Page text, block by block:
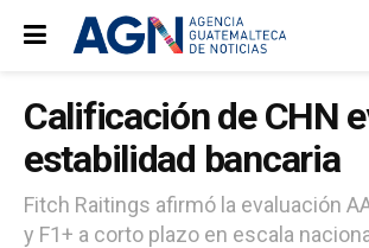
Calificación de CHN
estabilidad bancaria
Fitch Raitings afirmó la evaluación
y F1+ a corto plazo en escala